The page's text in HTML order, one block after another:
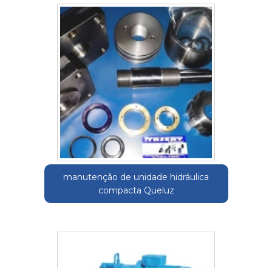
manutenção de unidade hidráulica
compacta Queluz